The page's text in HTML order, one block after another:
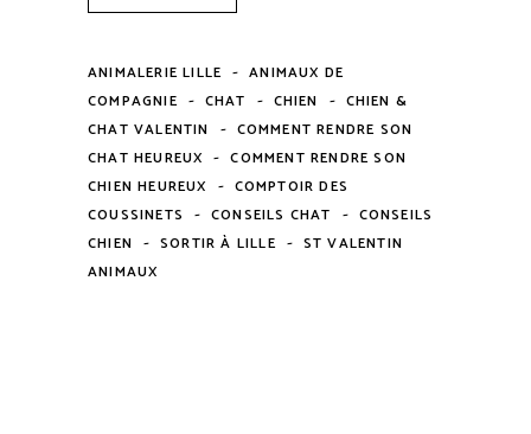
ANIMALERIE LILLE - ANIMAUX DE
COMPAGNIE - CHAT - CHIEN - CHIEN &
CHAT VALENTIN
- COMMENT RENDRE SON
CHAT HEUREUX - COMMENT RENDRE SON
CHIEN HEUREUX - COMPTOIR DES
COUSSINETS - CONSEILS CHAT - CONSEILS
CHIEN - SORTIR À LILLE - ST VALENTIN
ANIMAUX